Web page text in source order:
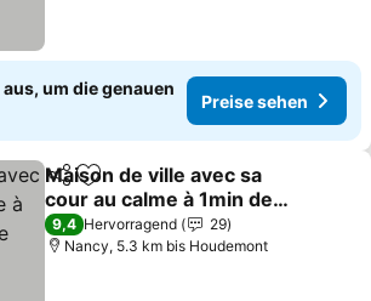
um die genauen
Preise sehen
TeilenZu Favoriten hinzufügen
Maison de ville avec sa
cour au calme à 1min de
la Pace Stanislas
9,4 Hervorragend
29
Nancy, 5.3 km bis Houdemont